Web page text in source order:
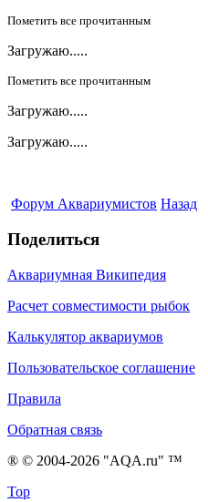
Пометить все прочитанным
Загружаю.....
Пометить все прочитанным
Загружаю.....
Загружаю.....
Форум Аквариумистов Назад
Поделиться
Аквариумная Википедия
Расчет совместимости рыбок
Калькулятор аквариумов
Пользовательское соглашение
Правила
Обратная связь
® © 2004-2026 "AQA.ru" ™
Top